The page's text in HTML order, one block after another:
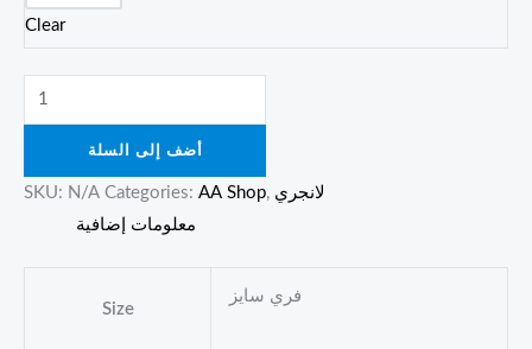
Clear
أضف إلى السلة
SKU: N/A Categories: AA Shop, لانجري
معلومات إضافية
Size
فري سايز